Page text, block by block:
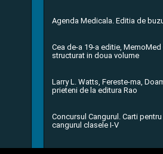
Agenda Medicala. Editia de
Cea de-a 19-a editie, MemoMed
structurat in doua volume
Larry L. Watts, Fereste-ma,
prieteni de la editura Rao
Concursul Cangurul. Carti
cangurul clasele I-V
...toate știrile